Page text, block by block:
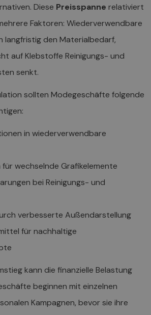
Diese Preisspanne relativiert
Faktoren: Wiederverwendbare
langfristig den Materialbedarf,
auf Klebstoffe Reinigungs- und
senkt.
sollten Modegeschäfte folgende
in wiederverwendbare
wechselnde Grafikelemente
bei Reinigungs- und
verbesserte Außendarstellung
für nachhaltige
kann die finanzielle Belastung
beginnen mit einzelnen
Kampagnen, bevor sie ihre